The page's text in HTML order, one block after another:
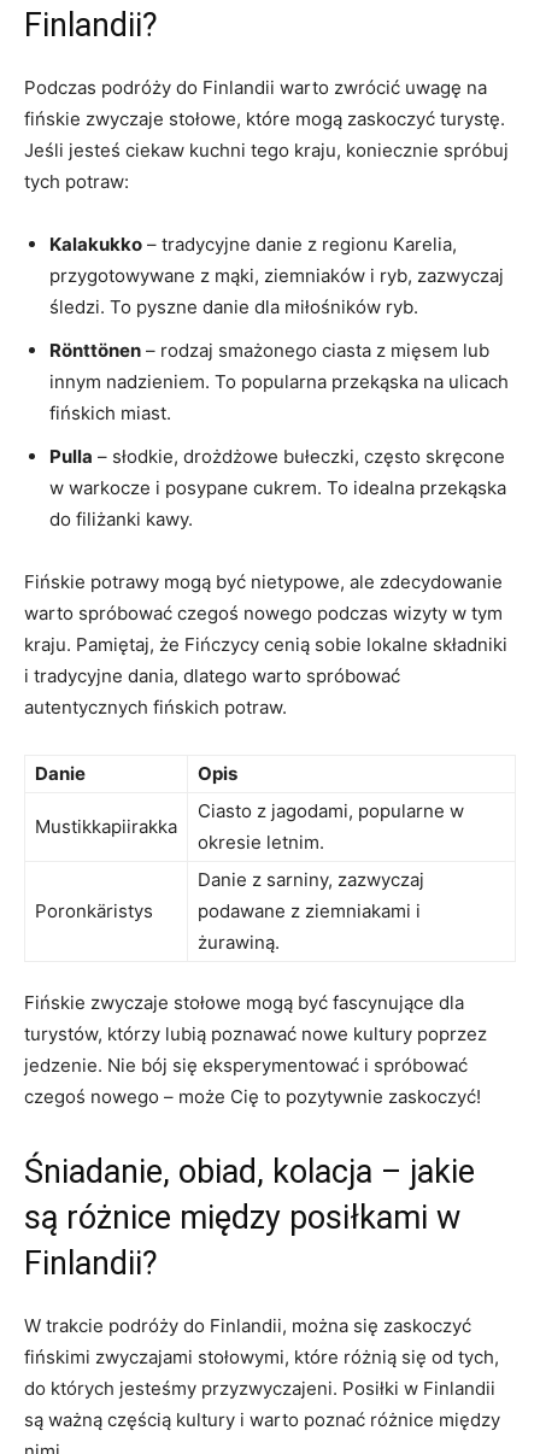
Finlandii?
Podczas podróży do Finlandii‌ warto ‍zwrócić uwagę na
fińskie zwyczaje stołowe, które mogą zaskoczyć turystę.
Jeśli jesteś ​ciekaw kuchni tego kraju, koniecznie spróbuj
tych potraw:
Kalakukko – tradycyjne danie z regionu Karelia,
przygotowywane z ⁤mąki, ziemniaków i ryb, ‌zazwyczaj
śledzi. To pyszne danie dla ⁤miłośników ryb.
Rönttönen – ​rodzaj smażonego ciasta z mięsem lub
innym nadzieniem. To​ popularna przekąska na ulicach
fińskich⁤ miast.
Pulla – słodkie, drożdżowe bułeczki, często skręcone
w‌ warkocze i ⁢posypane cukrem.‍ To idealna przekąska
do filiżanki kawy.
Fińskie potrawy mogą być nietypowe, ale zdecydowanie
warto‍ spróbować czegoś nowego ‍podczas wizyty w‍ tym
kraju. Pamiętaj, że Fińczycy cenią sobie lokalne składniki
i tradycyjne dania, ‍dlatego warto⁢ spróbować
autentycznych fińskich potraw.
Danie Opis
Mustikkapiirakka
Ciasto z jagodami, popularne ⁣w
okresie letnim.
Poronkäristys
Danie ⁣z​ sarniny, zazwyczaj
podawane‍ z ziemniakami i
żurawiną.
Fińskie zwyczaje stołowe mogą ⁢być fascynujące ⁢dla
turystów, którzy lubią poznawać nowe kultury ‌poprzez
jedzenie. Nie bój ⁢się eksperymentować i spróbować
czegoś nowego – może Cię to pozytywnie ⁤zaskoczyć!
Śniadanie, obiad,‌ kolacja – jakie
są różnice między‍ posiłkami w
Finlandii?
W trakcie podróży do‍ Finlandii, można się zaskoczyć
fińskimi zwyczajami⁣ stołowymi, które‌ różnią‍ się ⁤od‍ tych,
do których jesteśmy przyzwyczajeni. Posiłki ​w Finlandii
są ważną częścią kultury i warto poznać różnice między